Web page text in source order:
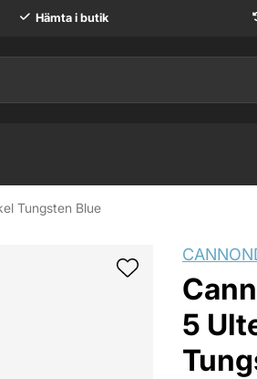
Hämta i butik
Tungsten Blue
5